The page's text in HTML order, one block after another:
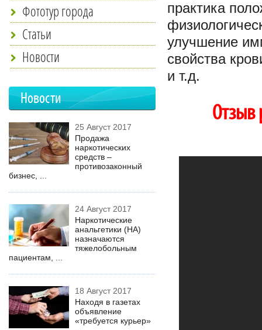
Фототур города
Статьи
Новости
Новости
25 Август 2017
Продажа
наркотических
средств –
противозаконный
бизнес, ...
24 Август 2017
Наркотические
анальгетики (НА)
назначаются
тяжелобольным
пациентам, ...
18 Август 2017
Находя в газетах
объявление
«требуется курьер»
практика
улучшение
свойства
и т.д.
Отзыв